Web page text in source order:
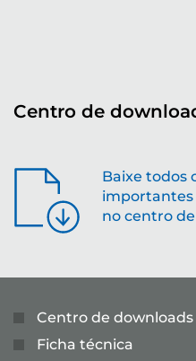
Centro de
Baixe todos
importantes
no centro
Centro de downloads
Ficha técnica